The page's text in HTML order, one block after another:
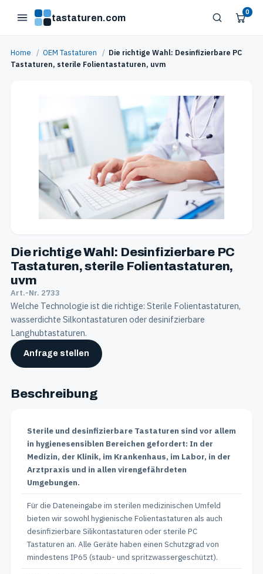
tastaturen.com
0
Home / OEM Tastaturen / Die richtige Wahl: Desinfizierbare PC
Tastaturen, sterile Folientastaturen, uvm
Die richtige Wahl: Desinfizierbare PC
Tastaturen, sterile Folientastaturen,
uvm
Art.-Nr. 2733
Welche Technologie ist die richtige: Sterile Folientastaturen,
wasserdichte Silkontastaturen oder desinifzierbare
Langhubtastaturen.
Anfrage stellen
Beschreibung
Sterile und desinfizierbare Tastaturen sind vor allem
in hygienesensiblen Bereichen gefordert: In der
Medizin, der Klinik, im Krankenhaus, im Labor, in der
Arztpraxis und in allen virengefährdeten
Umgebungen.
Für die Dateneingabe im sterilen medizinischen Umfeld
bieten wir sowohl hygienische Folientastaturen als auch
desinfizierbare Silikontastaturen oder sterile PC
Tastaturen an. Alle Geräte haben einen Schutzgrad von
mindestens IP65 (staub- und spritzwassergeschützt).